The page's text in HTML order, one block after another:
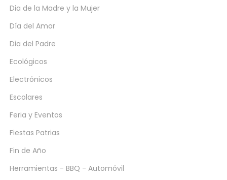
Dia de la Madre y la Mujer
Día del Amor
Dia del Padre
Ecológicos
Electrónicos
Escolares
Feria y Eventos
Fiestas Patrias
Fin de Año
Herramientas - BBQ - Automóvil